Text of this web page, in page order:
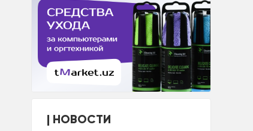
НОВОСТИ